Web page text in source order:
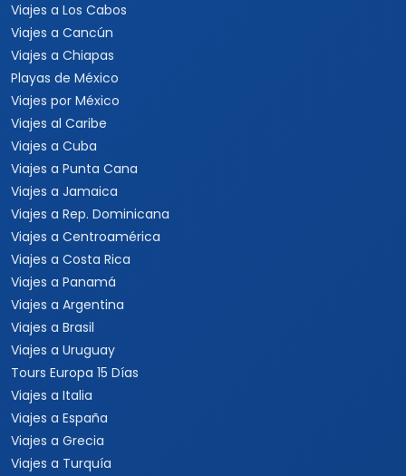
Viajes a Los Cabos
Viajes a Cancún
Viajes a Chiapas
Playas de México
Viajes por México
Viajes al Caribe
Viajes a Cuba
Viajes a Punta Cana
Viajes a Jamaica
Viajes a Rep. Dominicana
Viajes a Centroamérica
Viajes a Costa Rica
Viajes a Panamá
Viajes a Argentina
Viajes a Brasil
Viajes a Uruguay
Tours Europa 15 Días
Viajes a Italia
Viajes a España
Viajes a Grecia
Viajes a Turquía